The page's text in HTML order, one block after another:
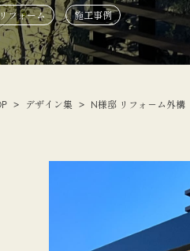
フォーム 施工事例
デザイン集 N様邸 ​リフォ－ム外構​